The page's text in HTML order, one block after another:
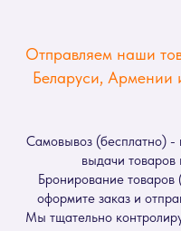
Отправляем наши
Беларуси, Армении
Самовывоз (бесплатно) -
выдачи
Бронирование
оформите заказ и
Мы тщательно